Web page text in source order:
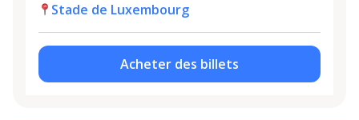
Stade de Luxembourg
Acheter des billets